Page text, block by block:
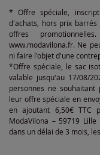
* Offre spéciale,
d'achats, hors prix
offres
www.modavilona.fr. Ne
ni faire l'objet d'une
*Offre spéciale, le sac
valable jusqu'au 17/08/
personnes ne souhaitant
leur offre spéciale en
en ajoutant 6,50€ TTC
ModaVilona – 59719
dans un délai de 3 mois,